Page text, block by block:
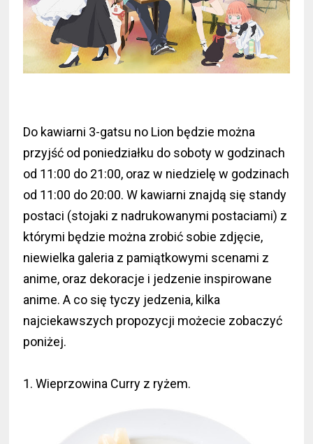
Do kawiarni 3-gatsu no Lion będzie można
przyjść od poniedziałku do soboty w godzinach
od 11:00 do 21:00, oraz w niedzielę w godzinach
od 11:00 do 20:00. W kawiarni znajdą się standy
postaci (stojaki z nadrukowanymi postaciami) z
którymi będzie można zrobić sobie zdjęcie,
niewielka galeria z pamiątkowymi scenami z
anime, oraz dekoracje i jedzenie inspirowane
anime. A co się tyczy jedzenia, kilka
najciekawszych propozycji możecie zobaczyć
poniżej.
1. Wieprzowina Curry z ryżem.